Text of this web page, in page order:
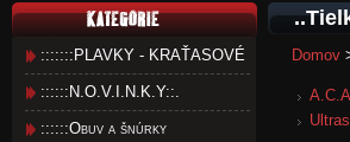
:::::::PLAVKY - KRAŤASOVÉ
::::::N.O.V.I.N.K.Y::.
::::::Obuv a šnúrky
Domov
Ultras